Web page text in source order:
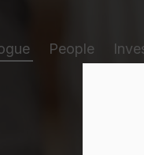
People